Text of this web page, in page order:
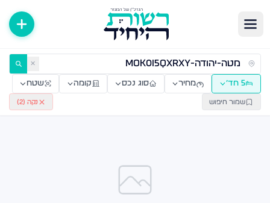
דירות למכירה ולהשכרה — רשות היחיד ✕
5 חד׳ מחיר סוג נכס קומה שטח
שמור חיפוש נקה (2
)